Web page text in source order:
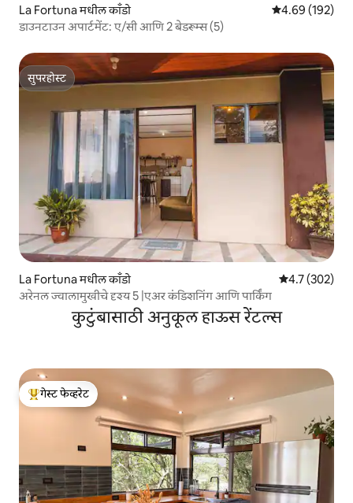
La Fortuna मधील काँडो 5 पैकी 4.69
4.69 (192)
डाउनटाउन अपार्टमेंट: ए/सी आणि 2 बेडरूम्स (5)
सुपरहोस्ट
सुपरहोस्ट
La Fortuna मधील काँडो 5 पैकी 4.7
4.7 (302)
अरेनल ज्वालामुखीचे दृश्य 5 |एअर कंडिशनिंग आणि पार्किंग
कुटुंबासाठी अनुकूल हाऊस रेंटल्स
टॉप गेस्ट फेव्हरेट
गेस्ट फेव्हरेट